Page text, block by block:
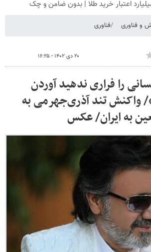
و فناوری فناوری
۲۰ دی ۱۴۰۲ - ۱۶:۲۵
را فراری ندهید آوردن
تند آذری‌جهرمی به
به ایران/ عکس